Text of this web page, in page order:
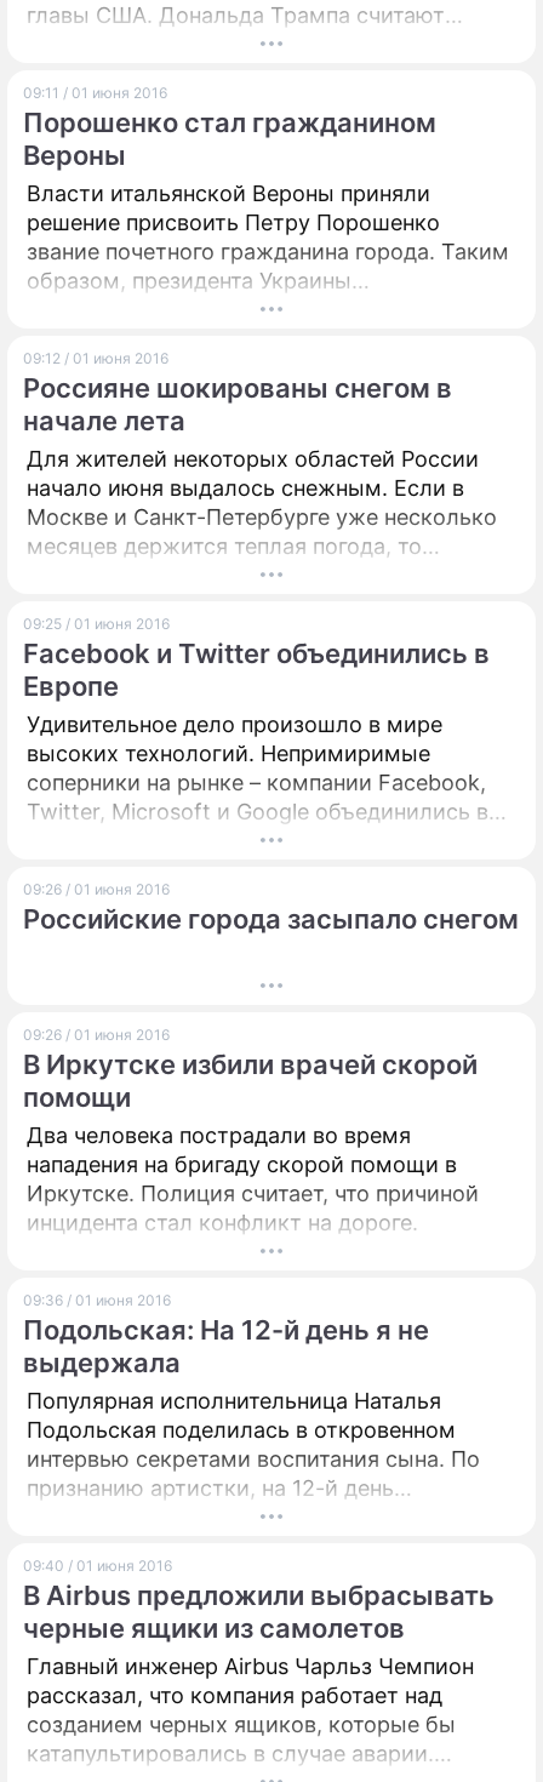
главы США. Дональда Трампа считают
мудрым политиком и дальновидным
09:11 / 01 июня 2016
Порошенко стал гражданином
Вероны
Власти итальянской Вероны приняли
решение присвоить Петру Порошенко
звание почетного гражданина города. Таким
образом, президента Украины
отблагодарили за возвращение похищенных
09:12 / 01 июня 2016
Россияне шокированы снегом в
начале лета
Для жителей некоторых областей России
начало июня выдалось снежным. Если в
Москве и Санкт-Петербурге уже несколько
месяцев держится теплая погода, то
северным регионам повезло меньше – там
09:25 / 01 июня 2016
Facebook и Twitter объединились в
Европе
Удивительное дело произошло в мире
высоких технологий. Непримиримые
соперники на рынке – компании Facebook,
Twitter, Microsoft и Google объединились в
борьбе с разжиганием ненависти в
Еврокомиссии.
09:26 / 01 июня 2016
Российские города засыпало снегом
09:26 / 01 июня 2016
В Иркутске избили врачей скорой
помощи
Два человека пострадали во время
нападения на бригаду скорой помощи в
Иркутске. Полиция считает, что причиной
инцидента стал конфликт на дороге.
09:36 / 01 июня 2016
Подольская: На 12-й день я не
выдержала
Популярная исполнительница Наталья
Подольская поделилась в откровенном
интервью секретами воспитания сына. По
признанию артистки, на 12-й день
пребывания дома после рождения малыша
парикмахерскую.
09:40 / 01 июня 2016
В Airbus предложили выбрасывать
черные ящики из самолетов
Главный инженер Airbus Чарльз Чемпион
рассказал, что компания работает над
созданием черных ящиков, которые бы
катапультировались в случае аварии.